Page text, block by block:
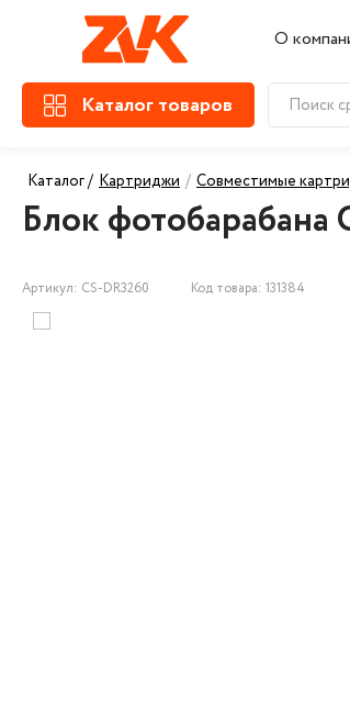
О
Каталог товаров
Каталог / Картриджи / Совместимые
Блок фотобарабана
Артикул: CS-DR3260 Код товара: 131384